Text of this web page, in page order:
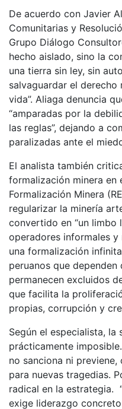
De acuerdo con Javier
Comunitarias y
Grupo Diálogo
hecho aislado, sino la
una tierra sin ley, sin
salvaguardar el derecho
vida”. Aliaga denuncia
“amparadas por la
las reglas”, dejando a
paralizadas ante el
El analista también
formalización minera en
Formalización Minera
regularizar la minería
convertido en “un limbo
operadores informales
una formalización
peruanos que
permanecen excluidos
que facilita la
propias, corrupción y
Según el especialista, la
prácticamente
no sanciona ni
para nuevas tragedias.
radical en la estrategia.
exige liderazgo